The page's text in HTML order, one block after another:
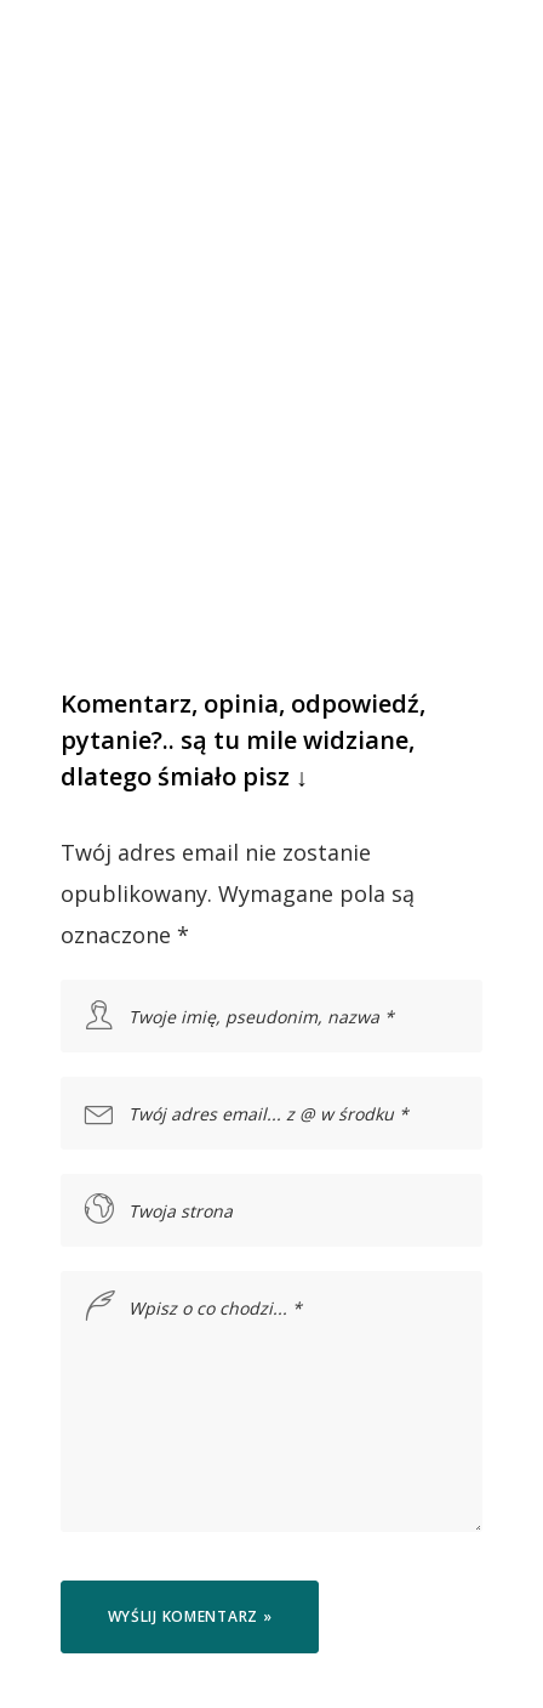
Komentarz, opinia, odpowiedź,
pytanie?.. są tu mile widziane,
dlatego śmiało pisz ↓
Twój adres email nie zostanie
opublikowany. Wymagane pola są
oznaczone *